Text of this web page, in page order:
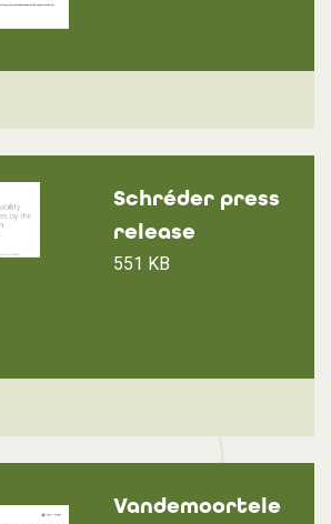
Schréder press
release
551 KB
Vandemoortele